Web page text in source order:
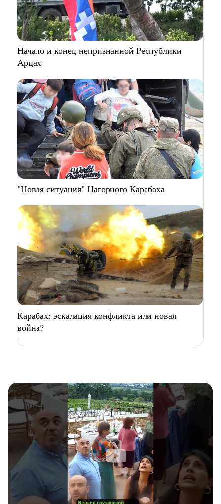
Начало и конец непризнанной Республики
Арцах
"Новая ситуация" Нагорного Карабаха
Карабах: эскалация конфликта или новая
война?